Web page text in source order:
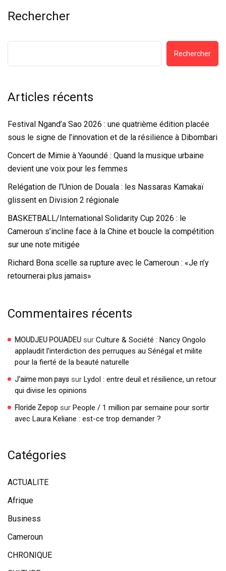
Rechercher
Rechercher
Articles récents
Festival Ngand’a Sao 2026 : une quatrième édition placée
sous le signe de l’innovation et de la résilience à Dibombari
Concert de Mimie à Yaoundé : Quand la musique urbaine
devient une voix pour les femmes
Relégation de l’Union de Douala : les Nassaras Kamakaï
glissent en Division 2 régionale
BASKETBALL/International Solidarity Cup 2026 : le
Cameroun s’incline face à la Chine et boucle la compétition
sur une note mitigée
Richard Bona scelle sa rupture avec le Cameroun : «Je n’y
retournerai plus jamais»
Commentaires récents
MOUDJEU POUADEU sur Culture & Société : Nancy Ongolo
applaudit l’interdiction des perruques au Sénégal et milite
pour la fierté de la beauté naturelle
J'aime mon pays sur Lydol : entre deuil et résilience, un retour
qui divise les opinions
Floride Zepop sur People / 1 million par semaine pour sortir
avec Laura Keliane : est-ce trop demander ?
Catégories
ACTUALITE
Afrique
Business
Cameroun
CHRONIQUE